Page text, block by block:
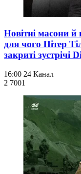
Новітні масони й
для чого Пітер
закриті зустрічі
16:00 24 Канал
2 7001